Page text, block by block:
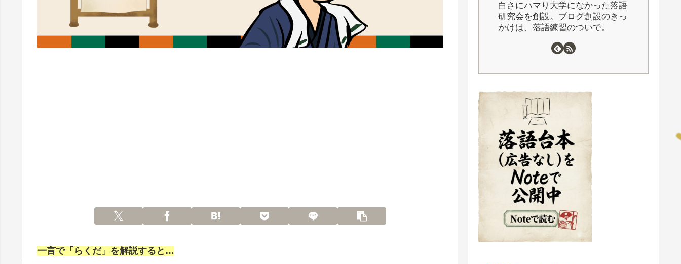
一言で「らくだ」を解説すると…
白さにハマり大学になかった落語
研究会を創設。ブログ創設のきっ
かけは、落語練習のついで。